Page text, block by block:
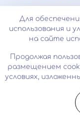
Паранойя
Панические атаки
Вывод из запоя
Прокапаться от
Круглосуточно /
(Информационная
Для
использования и
на сайте
Продолжая
размещением
условиях,